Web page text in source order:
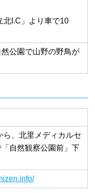
北I.C」より車で10
公園で山野の野鳥が
、北里メディカルセ
自然観察公園前」下